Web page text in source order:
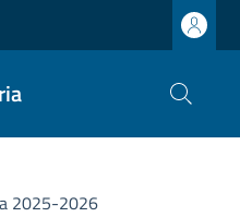
2025-2026